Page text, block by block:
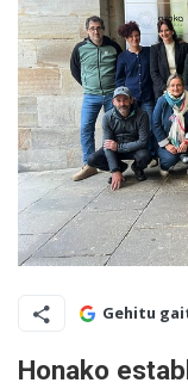
Gehitu
Honako